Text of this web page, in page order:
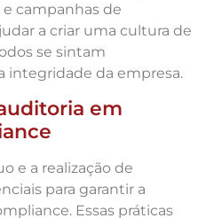
campanhas de
a criar uma cultura de
se sintam
integridade da empresa.
em
e a realização de
para garantir a
Essas práticas